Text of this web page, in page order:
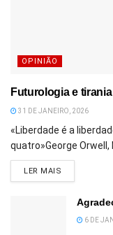
OPINIÃO
Futurologia e tirania
31 DE JANEIRO, 2026
«Liberdade é a
quatro»George
LER MAIS
6 DE